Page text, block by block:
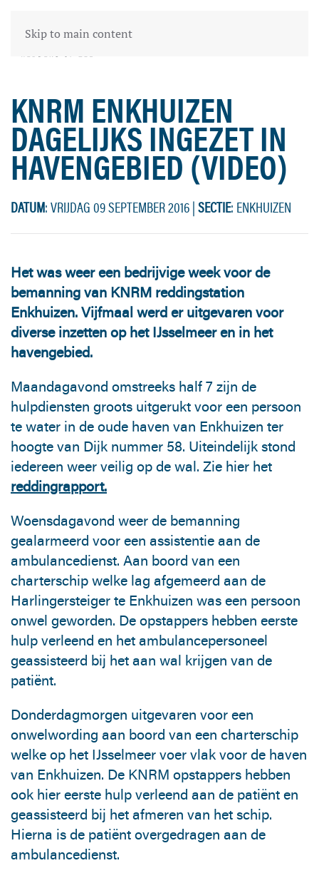
Skip to main content
KNRM ENKHUIZEN
DAGELIJKS INGEZET IN
HAVENGEBIED (VIDEO)
DATUM: VRIJDAG 09 SEPTEMBER 2016|SECTIE: ENKHUIZEN
Het was weer een bedrijvige week voor de
bemanning van KNRM reddingstation
Enkhuizen. Vijfmaal werd er uitgevaren voor
diverse inzetten op het IJsselmeer en in het
havengebied.
Maandagavond omstreeks half 7 zijn de
hulpdiensten groots uitgerukt voor een persoon
te water in de oude haven van Enkhuizen ter
hoogte van Dijk nummer 58. Uiteindelijk stond
iedereen weer veilig op de wal. Zie hier het
reddingrapport.
Woensdagavond weer de bemanning
gealarmeerd voor een assistentie aan de
ambulancedienst. Aan boord van een
charterschip welke lag afgemeerd aan de
Harlingersteiger te Enkhuizen was een persoon
onwel geworden. De opstappers hebben eerste
hulp verleend en het ambulancepersoneel
geassisteerd bij het aan wal krijgen van de
patiënt.
Donderdagmorgen uitgevaren voor een
onwelwording aan boord van een charterschip
welke op het IJsselmeer voer vlak voor de haven
van Enkhuizen. De KNRM opstappers hebben
ook hier eerste hulp verleend aan de patiënt en
geassisteerd bij het afmeren van het schip.
Hierna is de patiënt overgedragen aan de
ambulancedienst.